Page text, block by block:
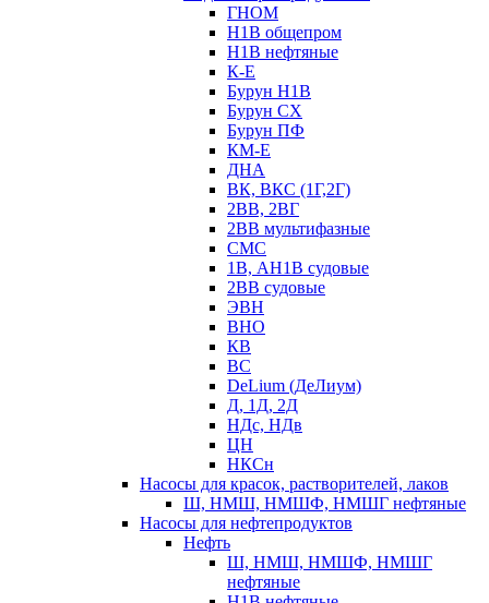
ГНОМ
Н1В общепром
Н1В нефтяные
К-Е
Бурун Н1В
Бурун СХ
Бурун ПФ
КМ-Е
ДНА
ВК, ВКС (1Г,2Г)
2ВВ, 2ВГ
2ВВ мультифазные
СМС
1В, АН1В судовые
2ВВ судовые
ЭВН
ВНО
КВ
ВС
DeLium (ДеЛиум)
Д, 1Д, 2Д
НДс, НДв
ЦН
НКСн
Насосы для красок, растворителей, лаков
Ш, НМШ, НМШФ, НМШГ нефтяные
Насосы для нефтепродуктов
Нефть
Ш, НМШ, НМШФ, НМШГ
нефтяные